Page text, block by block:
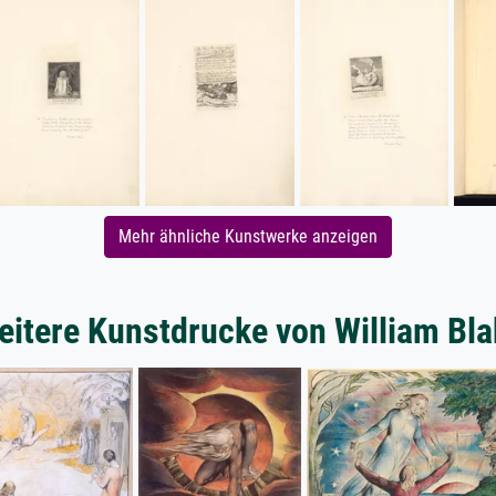
Mehr ähnliche Kunstwerke anzeigen
Kunstdrucke von William